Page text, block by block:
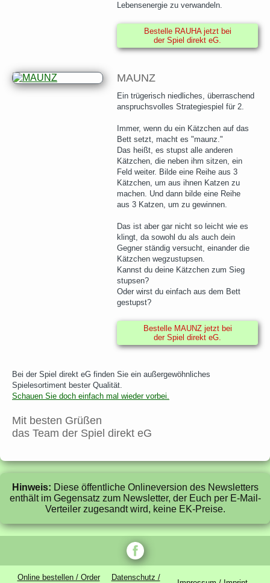
Lebensenergie zu verwandeln.
Bestelle RAUHA jetzt bei
der Spiel direkt eG.
MAUNZ
Ein trügerisch niedliches, überraschend
anspruchsvolles Strategiespiel für 2.
Immer, wenn du ein Kätzchen auf das
Bett setzt, macht es "maunz."
Das heißt, es stupst alle anderen
Kätzchen, die neben ihm sitzen, ein
Feld weiter. Bilde eine Reihe aus 3
Kätzchen, um aus ihnen Katzen zu
machen. Und dann bilde eine Reihe
aus 3 Katzen, um zu gewinnen.
Das ist aber gar nicht so leicht wie es
klingt, da sowohl du als auch dein
Gegner ständig versucht, einander die
Kätzchen wegzustupsen.
Kannst du deine Kätzchen zum Sieg
stupsen?
Oder wirst du einfach aus dem Bett
gestupst?
Bestelle MAUNZ jetzt bei
der Spiel direkt eG.
Bei der Spiel direkt eG finden Sie ein außergewöhnliches
Spielesortiment bester Qualität.
Schauen Sie doch einfach mal wieder vorbei.
Mit besten Grüßen
das Team der Spiel direkt eG
Hinweis: Diese öffentliche Onlineversion des Newsletters
enthält im Gegensatz zum Newsletter, der Euch per E-Mail-
Verteiler zugesandt wird, keine EK-Preise.
Online bestellen / Order Datenschutz /